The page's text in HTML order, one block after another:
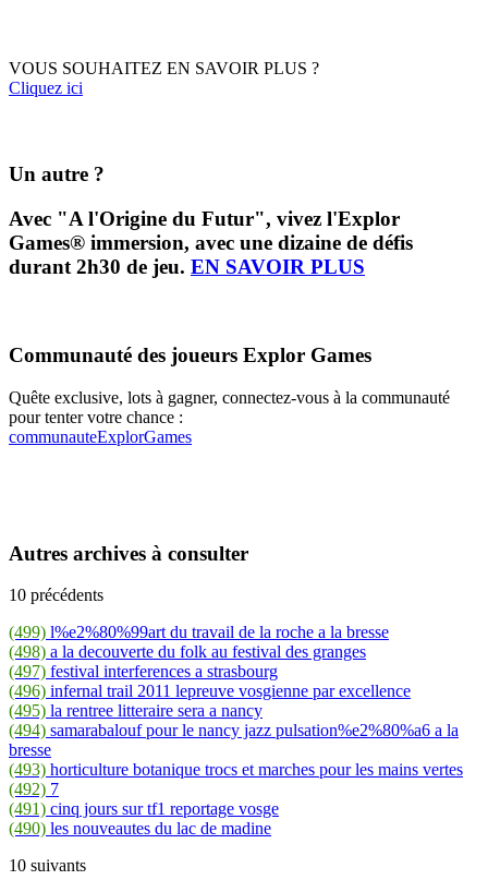
VOUS SOUHAITEZ EN SAVOIR PLUS ?
Cliquez ici
Un autre ?
Avec "A l'Origine du Futur", vivez l'Explor
Games® immersion, avec une dizaine de défis
durant 2h30 de jeu. EN SAVOIR PLUS
Communauté des joueurs Explor Games
Quête exclusive, lots à gagner, connectez-vous à la communauté
pour tenter votre chance :
communauteExplorGames
Autres archives à consulter
10 précédents
(499) l%e2%80%99art du travail de la roche a la bresse
(498) a la decouverte du folk au festival des granges
(497) festival interferences a strasbourg
(496) infernal trail 2011 lepreuve vosgienne par excellence
(495) la rentree litteraire sera a nancy
(494) samarabalouf pour le nancy jazz pulsation%e2%80%a6 a la
bresse
(493) horticulture botanique trocs et marches pour les mains vertes
(492) 7
(491) cinq jours sur tf1 reportage vosge
(490) les nouveautes du lac de madine
10 suivants